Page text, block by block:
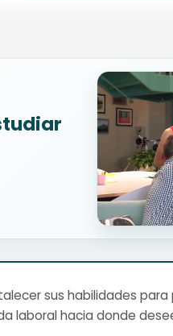
sus habilidades
laboral hacia donde